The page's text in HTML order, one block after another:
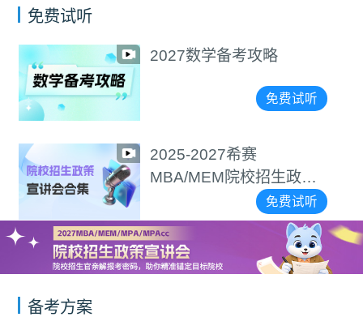
免费试听
2027数学备考攻略
免费试听
2025-2027希赛
MBA/MEM院校招生政策
免费试听
备考方案